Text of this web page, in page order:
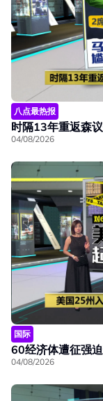
八点最热报
时隔13年重返森
04/08/2026
国际
60经济体遭征强
04/08/2026